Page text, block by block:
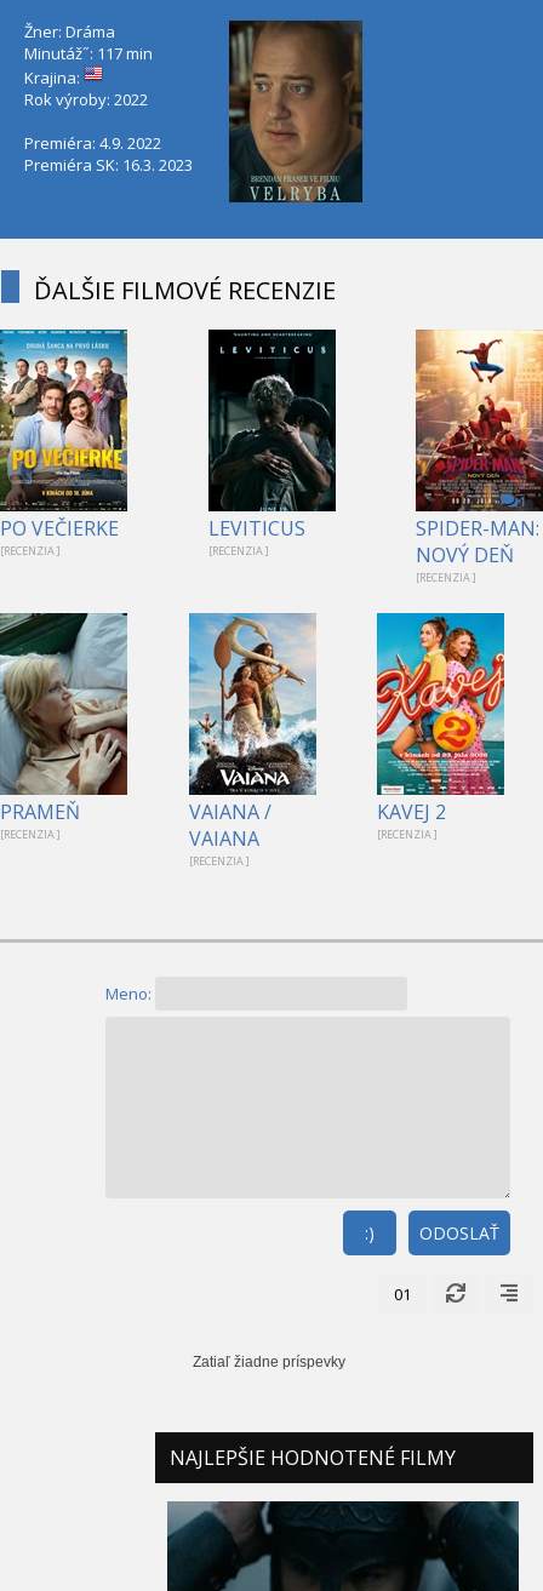
Žner: Dráma
Minutáž˝: 117 min
Krajina:
Rok výroby: 2022
Premiéra: 4.9. 2022
Premiéra SK: 16.3. 2023
ĎALŠIE FILMOVÉ RECENZIE
PO VEČIERKE
[RECENZIA ]
LEVITICUS
[RECENZIA ]
1
SPIDER-MAN:
NOVÝ DEŇ
[RECENZIA ]
PRAMEŇ
[RECENZIA ]
VAIANA /
VAIANA
[RECENZIA ]
KAVEJ 2
[RECENZIA ]
Meno:
ODOSLAŤ
:)
01
Zatiaľ žiadne príspevky
NAJLEPŠIE HODNOTENÉ FILMY